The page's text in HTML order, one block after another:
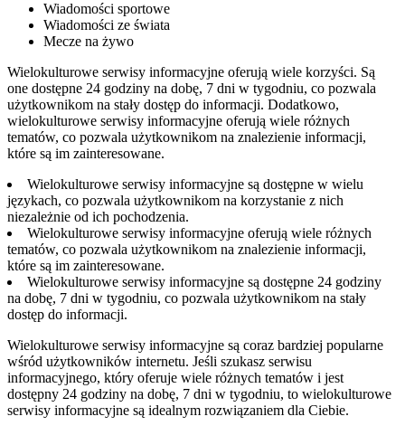
Wiadomości sportowe
Wiadomości ze świata
Mecze na żywo
Wielokulturowe serwisy informacyjne oferują wiele korzyści. Są
one dostępne 24 godziny na dobę, 7 dni w tygodniu, co pozwala
użytkownikom na stały dostęp do informacji. Dodatkowo,
wielokulturowe serwisy informacyjne oferują wiele różnych
tematów, co pozwala użytkownikom na znalezienie informacji,
które są im zainteresowane.
Wielokulturowe serwisy informacyjne są dostępne w wielu
językach, co pozwala użytkownikom na korzystanie z nich
niezależnie od ich pochodzenia.
Wielokulturowe serwisy informacyjne oferują wiele różnych
tematów, co pozwala użytkownikom na znalezienie informacji,
które są im zainteresowane.
Wielokulturowe serwisy informacyjne są dostępne 24 godziny
na dobę, 7 dni w tygodniu, co pozwala użytkownikom na stały
dostęp do informacji.
Wielokulturowe serwisy informacyjne są coraz bardziej popularne
wśród użytkowników internetu. Jeśli szukasz serwisu
informacyjnego, który oferuje wiele różnych tematów i jest
dostępny 24 godziny na dobę, 7 dni w tygodniu, to wielokulturowe
serwisy informacyjne są idealnym rozwiązaniem dla Ciebie.